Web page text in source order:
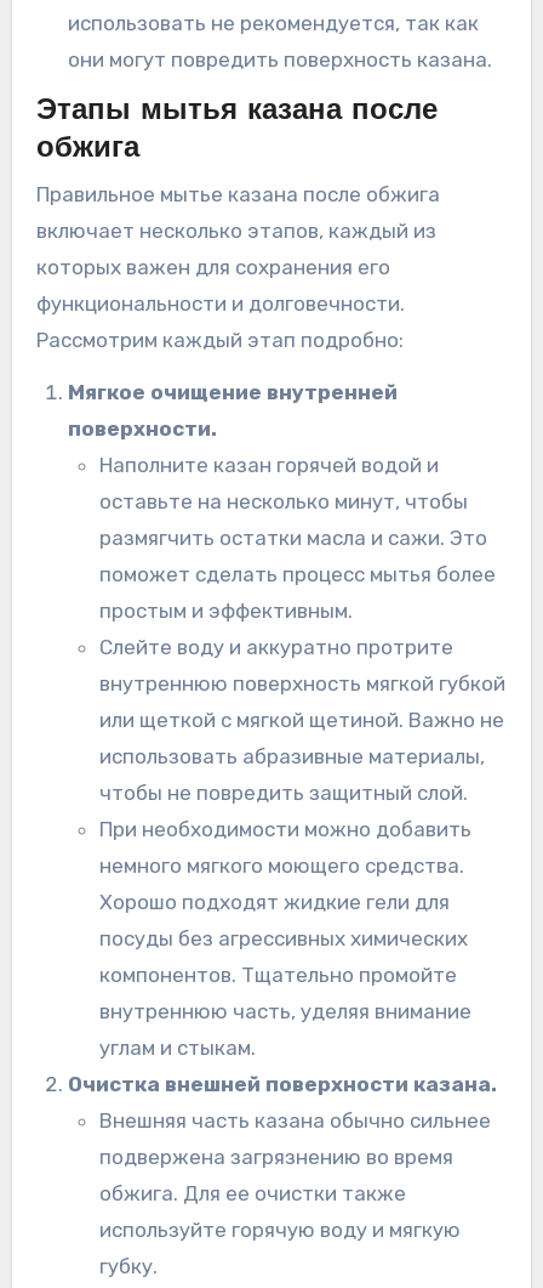
использовать не рекомендуется, так как
они могут повредить поверхность казана.
Этапы мытья казана после
обжига
Правильное мытье казана после обжига
включает несколько этапов, каждый из
которых важен для сохранения его
функциональности и долговечности.
Рассмотрим каждый этап подробно:
Мягкое очищение внутренней
поверхности.
Наполните казан горячей водой и
оставьте на несколько минут, чтобы
размягчить остатки масла и сажи. Это
поможет сделать процесс мытья более
простым и эффективным.
Слейте воду и аккуратно протрите
внутреннюю поверхность мягкой губкой
или щеткой с мягкой щетиной. Важно не
использовать абразивные материалы,
чтобы не повредить защитный слой.
При необходимости можно добавить
немного мягкого моющего средства.
Хорошо подходят жидкие гели для
посуды без агрессивных химических
компонентов. Тщательно промойте
внутреннюю часть, уделяя внимание
углам и стыкам.
Очистка внешней поверхности казана.
Внешняя часть казана обычно сильнее
подвержена загрязнению во время
обжига. Для ее очистки также
используйте горячую воду и мягкую
губку.